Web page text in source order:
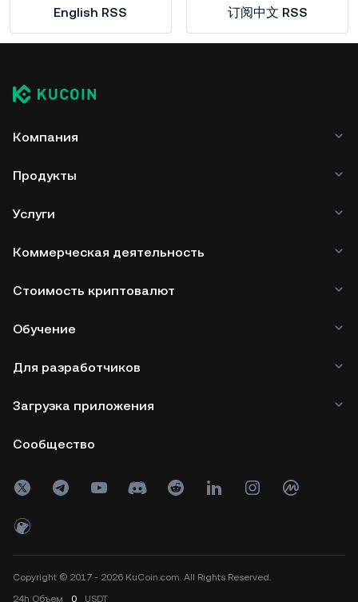
English RSS 订阅中文 RSS
Компания
Продукты
Услуги
Коммерческая деятельность
Стоимость криптовалют
Обучение
Для разработчиков
Загрузка приложения
Сообщество
Copyright © 2017 - 2026 KuCoin.com. All Rights Reserved.
24h Объем 0 USDT